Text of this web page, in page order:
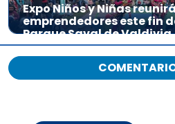
Expo Niños y Niñas
emprendedores este fin
Parque Saval de Valdivia